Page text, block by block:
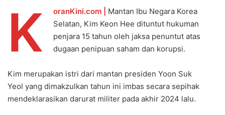
K oranKini.com |
Mantan Ibu Negara Korea
Selatan, Kim Keon Hee dituntut hukuman
penjara 15 tahun oleh jaksa penuntut atas
dugaan penipuan saham dan korupsi.
Kim merupakan istri dari mantan presiden Yoon Suk
Yeol yang dimakzulkan tahun ini imbas secara sepihak
mendeklarasikan darurat militer pada akhir 2024 lalu.